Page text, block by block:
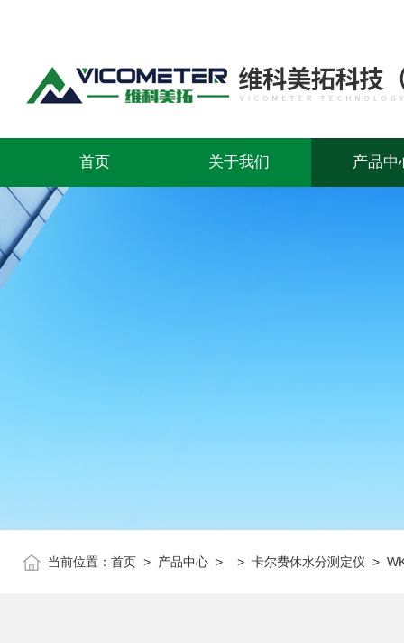
首页 关于我们 产品中
当前位置： 首页 > 产品中心 > > 卡尔费休水分测定仪 >